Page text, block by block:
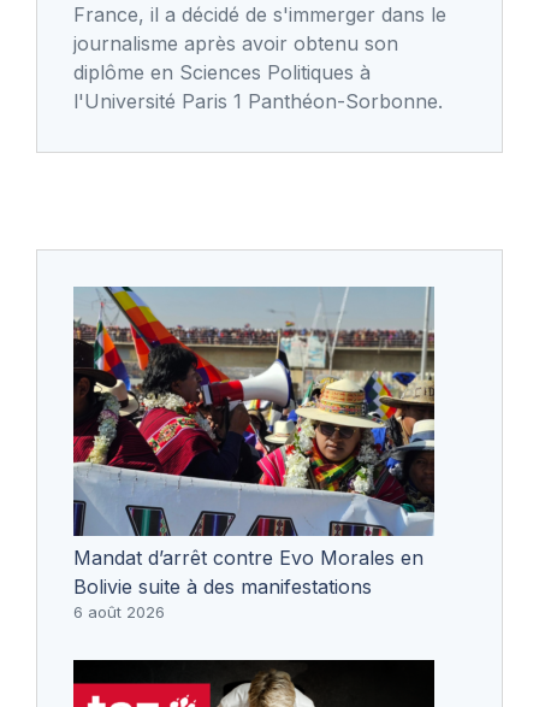
France, il a décidé de s'immerger dans le
journalisme après avoir obtenu son
diplôme en Sciences Politiques à
l'Université Paris 1 Panthéon-Sorbonne.
Mandat d’arrêt contre Evo Morales en
Bolivie suite à des manifestations
6 août 2026